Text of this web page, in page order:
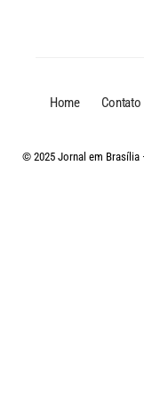
Home Contato
© 2025 Jornal em Brasília